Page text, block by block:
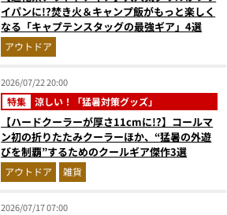
イパンに!?焚き火＆キャンプ飯がもっと楽しく
なる「キャプテンスタッグの最強ギア」4選
アウトドア
2026/07/22 20:00
特集 涼しい！「猛暑対策グッズ」
【ハードクーラーが厚さ11cmに!?】コールマ
ン初の折りたたみクーラーほか、“猛暑の外遊
びを制覇”するためのクールギア傑作3選
アウトドア 雑貨
2026/07/17 07:00